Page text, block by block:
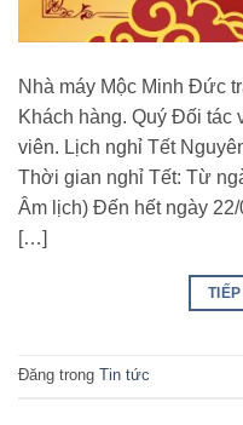
Nhà máy Mộc Minh Đức
Khách hàng. Quý Đối tác
viên. Lịch nghỉ Tết
Thời gian nghỉ Tết: Từ
Âm lịch) Đến hết ngày
[…]
Đăng trong Tin tức